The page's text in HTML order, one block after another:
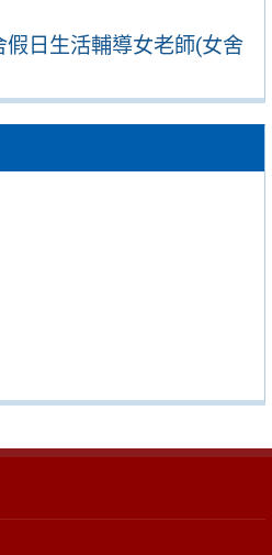
假日生活輔導女老師(女舍